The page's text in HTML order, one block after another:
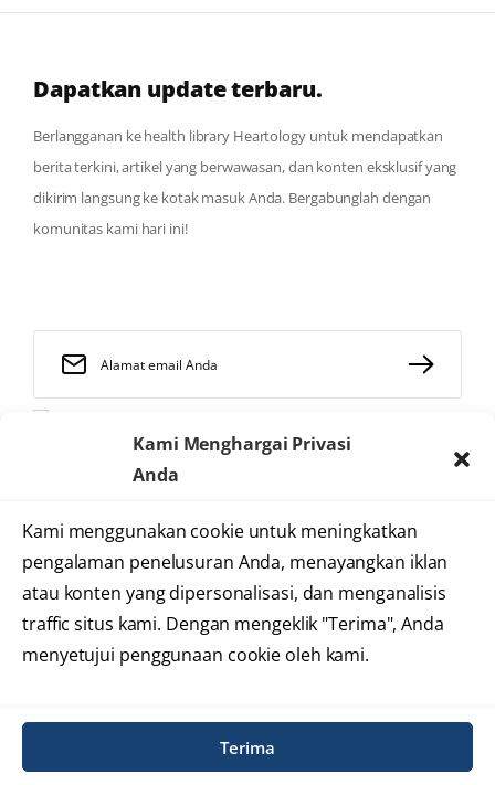
Kami Menghargai Privasi
Anda
Kami menggunakan cookie untuk meningkatkan
pengalaman penelusuran Anda, menayangkan iklan
atau konten yang dipersonalisasi, dan menganalisis
traffic situs kami. Dengan mengeklik "Terima", Anda
menyetujui penggunaan cookie oleh kami.
Terima
Dapatkan update terbaru.
Berlangganan ke health library Heartology untuk mendapatkan
berita terkini, artikel yang berwawasan, dan konten eksklusif yang
dikirim langsung ke kotak masuk Anda. Bergabunglah dengan
komunitas kami hari ini!
2025 © Heartology
Cardiovascular Hospital